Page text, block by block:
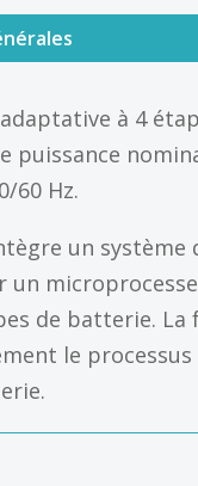
à 4
puissance
60 Hz.
un
un
de batterie. La
le processus